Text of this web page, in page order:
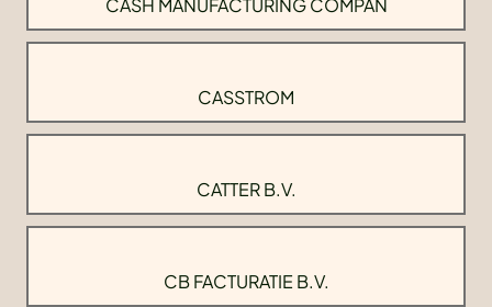
CASH MANUFACTURING COMPAN
CASSTROM
CATTER B.V.
CB FACTURATIE B.V.